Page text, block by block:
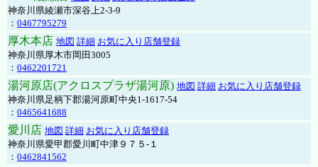
神奈川県綾瀬市深谷上2-3-9
： 0467795279
厚木本店 地図 詳細 お気に入り店舗登録
神奈川県厚木市岡田3005
： 0462201721
湯河原店(アクロスプラザ湯河原) 地図 詳細 お気に入り店舗登録
神奈川県足柄下郡湯河原町中央1-1617-54
： 0465641688
愛川店 地図 詳細 お気に入り店舗登録
神奈川県愛甲郡愛川町中津９７５-１
： 0462841562